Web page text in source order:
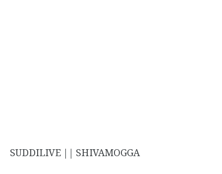
SUDDILIVE || SHIVAMOGGA